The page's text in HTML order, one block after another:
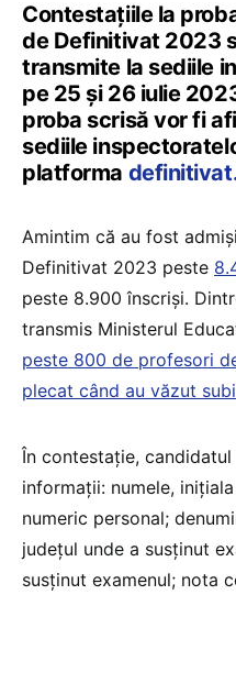
Contestațiile la
de Definitivat 2023
transmite la sediile
pe 25 și 26 iulie
proba scrisă vor fi
sediile
platforma
Amintim că au fost
Definitivat 2023 peste
peste 8.900 înscriși.
transmis Ministerul
peste 800 de profesori
plecat când au văzut
În contestație,
informații: numele,
numeric personal;
județul unde a susținut
susținut examenul; nota